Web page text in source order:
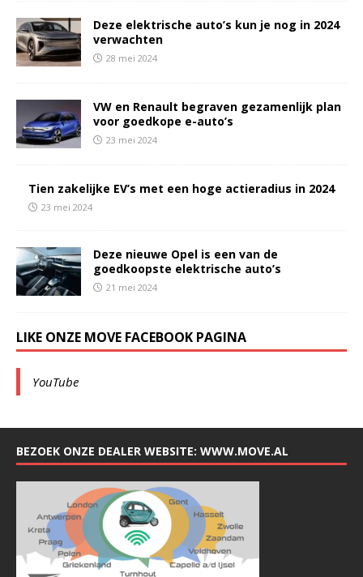
Deze elektrische auto’s kun je nog in 2024
verwachten
28 mei 2024
VW en Renault begraven gezamenlijk plan
voor goedkope e-auto’s
23 mei 2024
Tien zakelijke EV’s met een hoge actieradius in 2024
23 mei 2024
Deze nieuwe Opel is een van de
goedkoopste elektrische auto’s
21 mei 2024
LIKE ONZE MOVE FACEBOOK PAGINA
YouTube
BEZOEK ONZE DEALER WEBSITE: WWW.MOVE.AL